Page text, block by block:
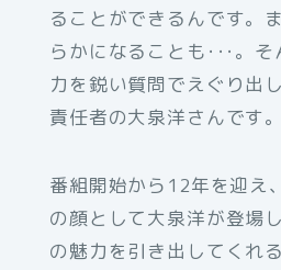
ることができるんです。
らかになることも･･･。
力を鋭い質問でえぐり出
責任者の大泉洋さんです。
番組開始から12年を迎え
の顔として大泉洋が登場
の魅力を引き出してくれ